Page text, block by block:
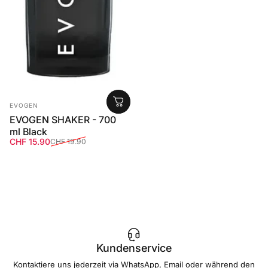
Anbieter:
EVOGEN
EVOGEN SHAKER - 700
ml Black
Verkaufspreis
CHF 15.90
Normaler Preis
CHF 19.90
Kundenservice
Kontaktiere uns jederzeit via WhatsApp, Email oder während den